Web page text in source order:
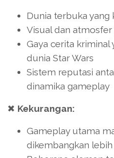
Dunia terbuka yang
Visual dan
Gaya cerita kriminal
dunia Star Wars
Sistem reputasi
dinamika gameplay
✖ Kekurangan:
Gameplay utama
dikembangkan